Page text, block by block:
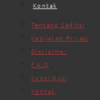
Kontak
Tentang Sediksi
Kebijakan Privasi
Disclaimer
F.A.Q
Kontribusi
Kontak